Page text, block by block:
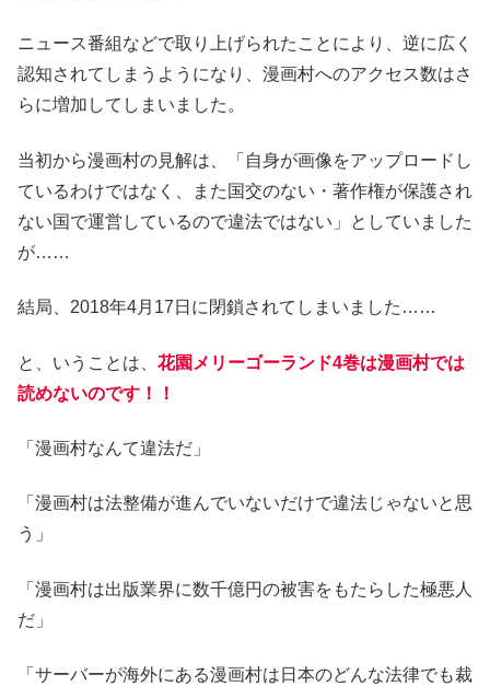
ニュース番組などで取り上げられたことにより、逆に広く
認知されてしまうようになり、漫画村へのアクセス数はさ
らに増加してしまいました。
当初から漫画村の見解は、「自身が画像をアップロードし
ているわけではなく、また国交のない・著作権が保護され
ない国で運営しているので違法ではない」としていました
が……
結局、2018年4月17日に閉鎖されてしまいました……
と、いうことは、 花園メリーゴーランド4巻は漫画村では
読めないのです！！
「漫画村なんて違法だ」
「漫画村は法整備が進んでいないだけで違法じゃないと思
う」
「漫画村は出版業界に数千億円の被害をもたらした極悪人
だ」
「サーバーが海外にある漫画村は日本のどんな法律でも裁